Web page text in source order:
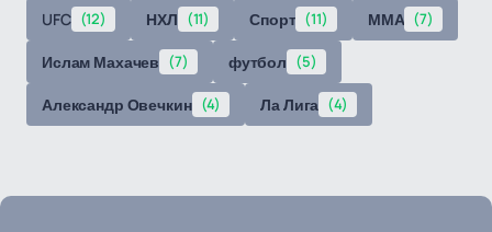
UFC (12) НХЛ (11) Спорт (11) ММА (7)
Ислам Махачев (7) футбол (5)
Александр Овечкин (4) Ла Лига (4)